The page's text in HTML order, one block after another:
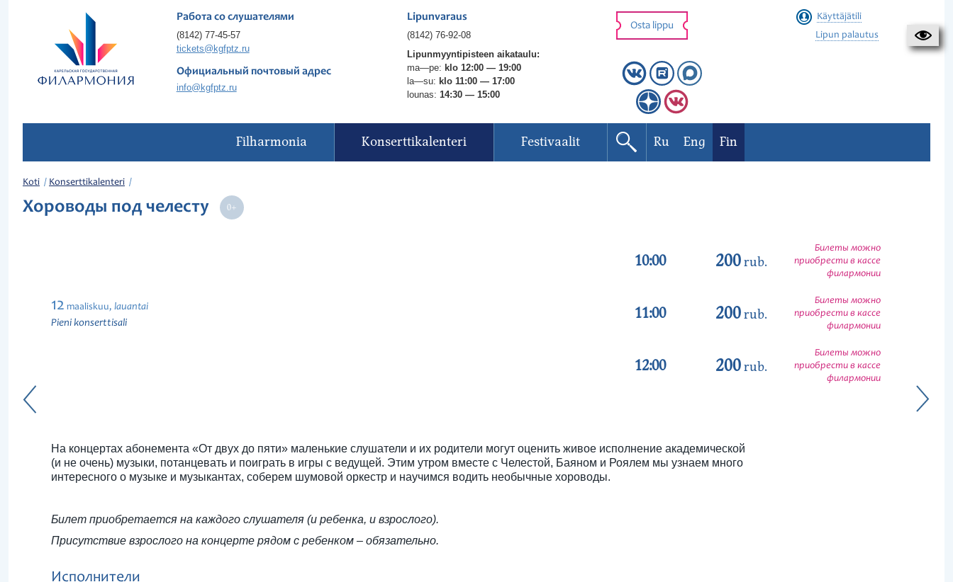
Работа со слушателями
(8142) 77-45-57
tickets@kgfptz.ru
Официальный почтовый адрес
info@kgfptz.ru
Lipunvaraus
(8142) 76-92-08
Lipunmyyntipisteen aikataulu:
ma—pe: klo 12:00 — 19:00
la—su: klo 11:00 — 17:00
lounas: 14:30 — 15:00
Osta lippu
Käyttäjätili
Lipun palautus
Filharmonia Konserttikalenteri Festivaalit Ru Eng Fin
Koti Konserttikalenteri
Хороводы под челесту
12 maaliskuu, lauantai
Pieni konserttisali
10:00 200rub.
Билеты можно
приобрести в кассе
филармонии
11:00 200rub.
Билеты можно
приобрести в кассе
филармонии
12:00 200rub.
Билеты можно
приобрести в кассе
филармонии
На концертах абонемента «От двух до пяти» маленькие слушатели и их родители могут оценить живое исполнение академической
(и не очень) музыки, потанцевать и поиграть в игры с ведущей. Этим утром вместе с Челестой, Баяном и Роялем мы узнаем много
интересного о музыке и музыкантах, соберем шумовой оркестр и научимся водить необычные хороводы.
Билет приобретается на каждого слушателя (и ребенка, и взрослого).
Присутствие взрослого на концерте рядом с ребенком – обязательно.
Исполнители